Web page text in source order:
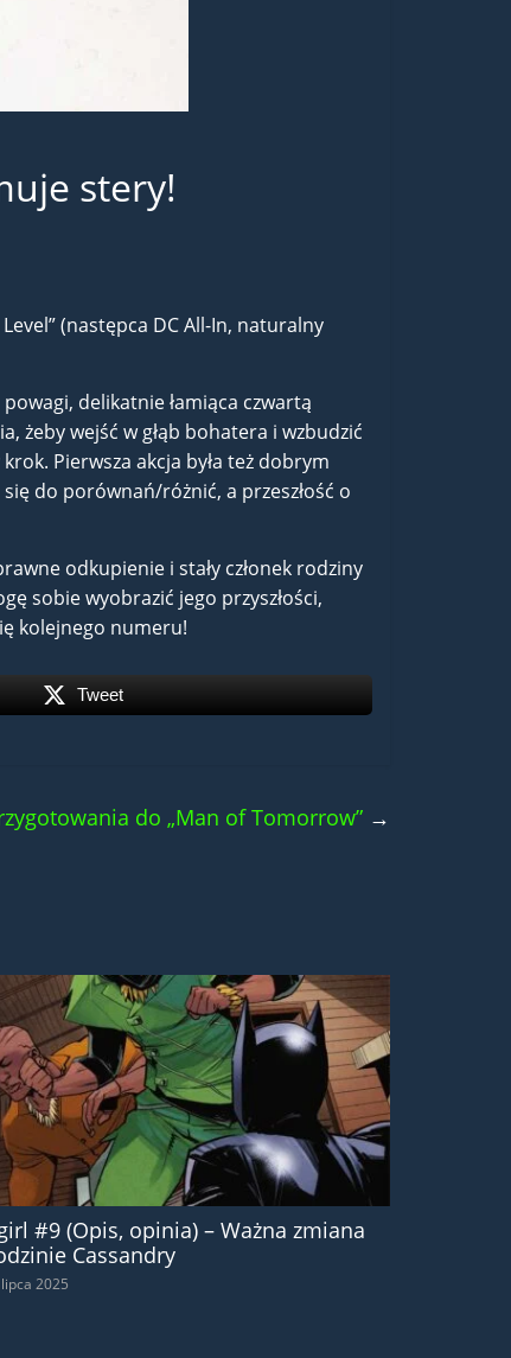
stery!
(następca DC All-In, naturalny
delikatnie łamiąca czwartą
żeby wejść w głąb bohatera i wzbudzić
Pierwsza akcja była też dobrym
do porównań/różnić, a przeszłość o
odkupienie i stały członek rodziny
sobie wyobrazić jego przyszłości,
kolejnego numeru!
Tweet
do „Man of Tomorrow” →
#9 (Opis, opinia) – Ważna zmiana
Cassandry
2025